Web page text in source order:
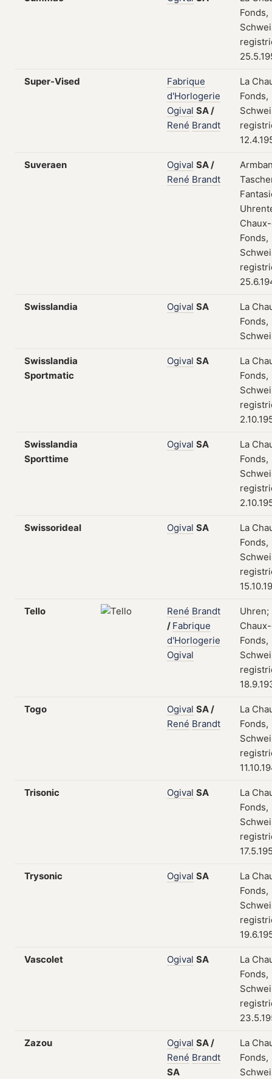
Fonds,
Super-Vised
Fabrique
d'Horlogerie
Ogival SA/
René Brandt
La
Fonds,
Suveraen Ogival SA/
René Brandt
Fonds,
Swisslandia Ogival SA
La
Fonds,
Swisslandia
Sportmatic
Ogival SA
La
Fonds,
Swisslandia
Sporttime
Ogival SA
La
Fonds,
Swissorideal Ogival SA
La
Fonds,
Tello René Brandt
/ Fabrique
d'Horlogerie
Ogival
Uhren;
Fonds,
Togo Ogival SA/
René Brandt
La
Fonds,
Trisonic Ogival SA
La
Fonds,
Trysonic Ogival SA
La
Fonds,
Vascolet Ogival SA
La
Fonds,
Zazou Ogival SA/
René Brandt
SA
La
Fonds,